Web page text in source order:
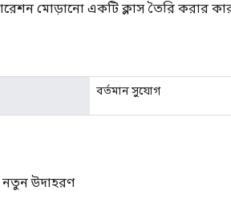
মোড়ানো একটি ক্লাস তৈরি করার
বর্তমান সুযোগ
উদাহরণ